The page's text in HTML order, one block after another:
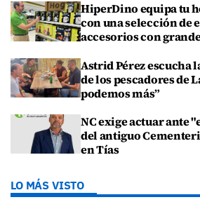
HiperDino equipa tu
con una selección de
accesorios con
Astrid Pérez escucha
de los pescadores de
podemos más”
NC exige actuar ante
del antiguo
en Tías
LO MÁS VISTO